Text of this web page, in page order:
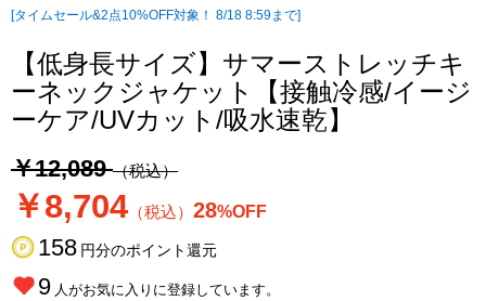
[タイムセール&2点10%OFF対象！ 8/18 8:59まで]
【低身長サイズ】サマーストレッチキ
ーネックジャケット【接触冷感/イージ
ーケア/UVカット/吸水速乾】
￥12,089（税込）
￥8,704 （税込） 28%OFF
158 円分のポイント還元
9 人がお気に入りに登録しています。